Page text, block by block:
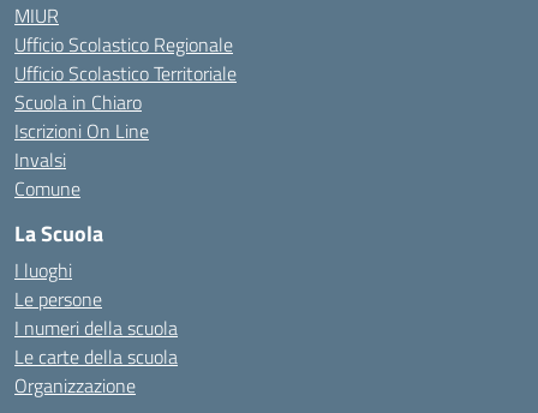
MIUR
Ufficio Scolastico Regionale
Ufficio Scolastico Territoriale
Scuola in Chiaro
Iscrizioni On Line
Invalsi
Comune
La Scuola
I luoghi
Le persone
I numeri della scuola
Le carte della scuola
Organizzazione